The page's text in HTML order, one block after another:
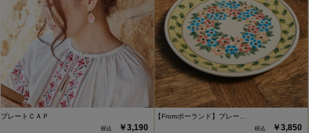
プレートＣＡＰ
￥3,190
【Fromポーランド】プレー…
￥3,850